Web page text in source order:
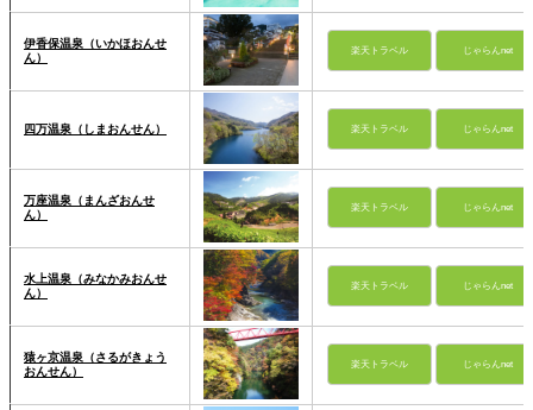
伊香保温泉（いかほおんせ
ん）
楽天トラベル じゃらんnet
四万温泉（しまおんせん） 楽天トラベル じゃらんnet
万座温泉（まんざおんせ
ん）
楽天トラベル じゃらんnet
水上温泉（みなかみおんせ
ん）
楽天トラベル じゃらんnet
猿ヶ京温泉（さるがきょう
おんせん）
楽天トラベル じゃらんnet